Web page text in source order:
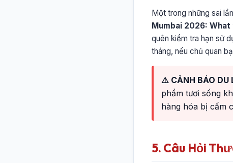
Một trong những sai
Mumbai 2026: What
quên kiểm tra hạn sử
tháng, nếu chủ quan
⚠️ CẢNH BÁO DU
phẩm tươi sống
hàng hóa bị cấm
5. Câu Hỏi